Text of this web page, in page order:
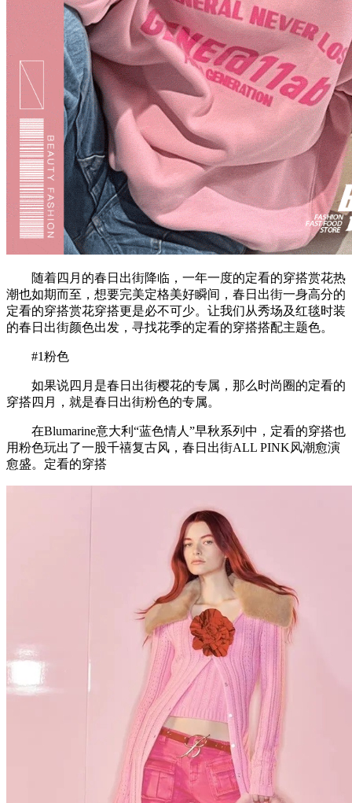
随着四月的春日出街降临，一年一度的定看的穿搭赏花热
潮也如期而至，想要完美定格美好瞬间，春日出街一身高分的
定看的穿搭赏花穿搭更是必不可少。让我们从秀场及红毯时装
的春日出街颜色出发，寻找花季的定看的穿搭搭配主题色。
#1粉色
如果说四月是春日出街樱花的专属，那么时尚圈的定看的
穿搭四月，就是春日出街粉色的专属。
在Blumarine意大利“蓝色情人”早秋系列中，定看的穿搭也
用粉色玩出了一股千禧复古风，春日出街ALL PINK风潮愈演
愈盛。定看的穿搭